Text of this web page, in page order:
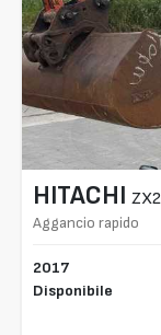
HITACHI
Aggancio rapido
2017
Disponibile